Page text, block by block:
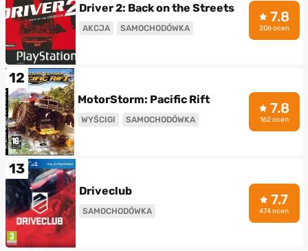
Driver 2: Back on the Streets
AKCJA SAMOCHODÓWKA
7.8
206 ocen
12
MotorStorm: Pacific Rift
WYŚCIGI SAMOCHODÓWKA
7.8
162 ocen
13
Driveclub
SAMOCHODÓWKA
7.7
474 ocen